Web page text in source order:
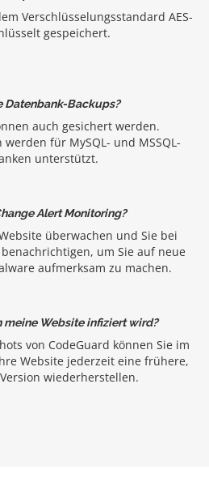
Verschlüsselungsstandard AES-
gespeichert.
Datenbank-Backups?
auch gesichert werden.
für MySQL- und MSSQL-
unterstützt.
Alert Monitoring?
überwachen und Sie bei
um Sie auf neue
aufmerksam zu machen.
meine Website infiziert wird?
von CodeGuard können Sie im
Website jederzeit eine frühere,
wiederherstellen.